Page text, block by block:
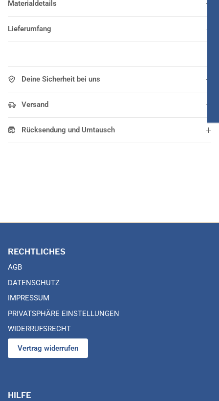
Materialdetails
Lieferumfang
Deine Sicherheit bei uns
Versand
Rücksendung und Umtausch
RECHTLICHES
AGB
DATENSCHUTZ
IMPRESSUM
PRIVATSPHÄRE EINSTELLUNGEN
WIDERRUFSRECHT
Vertrag widerrufen
HILFE